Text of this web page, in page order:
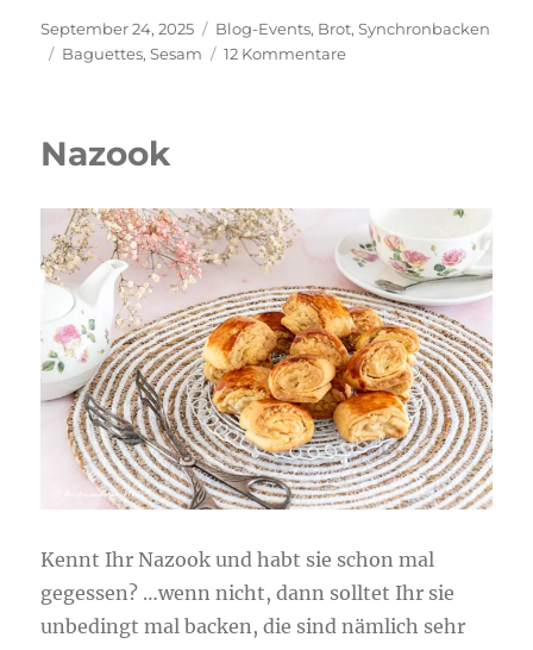
Veröffentlicht
am
September 24, 2025 Kategorien
Blog-Events, Brot,Synchronbacken
Schlagwörter
Baguettes,Sesam 12 Kommentarezu
Nazook
Kennt Ihr Nazook und habt sie schon mal
gegessen? …wenn nicht, dann solltet Ihr sie
unbedingt mal backen, die sind nämlich sehr